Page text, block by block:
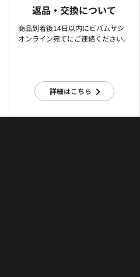
返品・交換について
商品到着後14日以内にビバムサシ
オンライン宛てにご連絡ください。
詳細はこちら